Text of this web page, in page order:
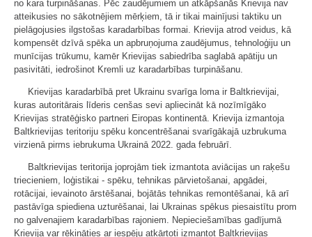
no kara turpināšanas. Pēc zaudējumiem un atkāpšanās Krievija nav
atteikusies no sākotnējiem mērķiem, tā ir tikai mainījusi taktiku un
pielāgojusies ilgstošas karadarbības formai. Krievija atrod veidus, kā
kompensēt dzīvā spēka un apbruņojuma zaudējumus, tehnoloģiju un
munīcijas trūkumu, kamēr Krievijas sabiedrība saglabā apātiju un
pasivitāti, iedrošinot Kremli uz karadarbības turpināšanu.
Krievijas karadarbībā pret Ukrainu svarīga loma ir Baltkrievijai,
kuras autoritārais līderis cenšas sevi apliecināt kā nozīmīgāko
Krievijas stratēģisko partneri Eiropas kontinentā. Krievija izmantoja
Baltkrievijas teritoriju spēku koncentrēšanai svarīgākajā uzbrukuma
virzienā pirms iebrukuma Ukrainā 2022. gada februārī.
Baltkrievijas teritorija joprojām tiek izmantota aviācijas un raķešu
triecieniem, loģistikai - spēku, tehnikas pārvietošanai, apgādei,
rotācijai, ievainoto ārstēšanai, bojātās tehnikas remontēšanai, kā arī
pastāvīga spiediena uzturēšanai, lai Ukrainas spēkus piesaistītu prom
no galvenajiem karadarbības rajoniem. Nepieciešamības gadījumā
Krievija var rēķināties ar iespēju atkārtoti izmantot Baltkrievijas